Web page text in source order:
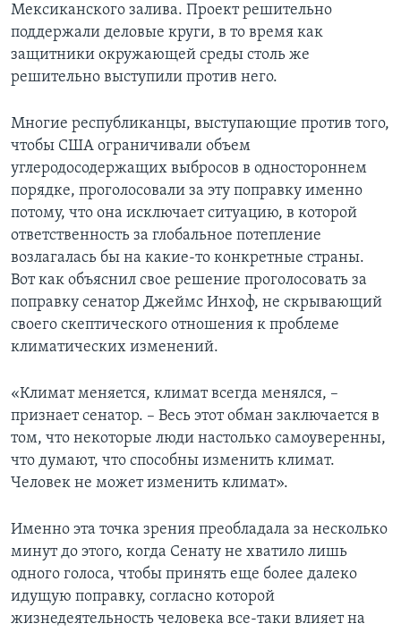
Мексиканского залива. Проект решительно
поддержали деловые круги, в то время как
защитники окружающей среды столь же
решительно выступили против него.
Многие республиканцы, выступающие против того,
чтобы США ограничивали объем
углеродосодержащих выбросов в одностороннем
порядке, проголосовали за эту поправку именно
потому, что она исключает ситуацию, в которой
ответственность за глобальное потепление
возлагалась бы на какие-то конкретные страны.
Вот как объяснил свое решение проголосовать за
поправку сенатор Джеймс Инхоф, не скрывающий
своего скептического отношения к проблеме
климатических изменений.
«Климат меняется, климат всегда менялся, –
признает сенатор. – Весь этот обман заключается в
том, что некоторые люди настолько самоуверенны,
что думают, что способны изменить климат.
Человек не может изменить климат».
Именно эта точка зрения преобладала за несколько
минут до этого, когда Сенату не хватило лишь
одного голоса, чтобы принять еще более далеко
идущую поправку, согласно которой
жизнедеятельность человека все-таки влияет на